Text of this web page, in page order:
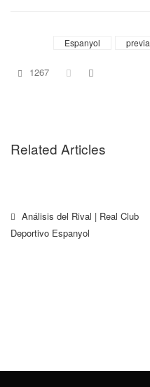
Espanyol previa
1267
Related Articles
Análisis del Rival | Real Club
Deportivo Espanyol